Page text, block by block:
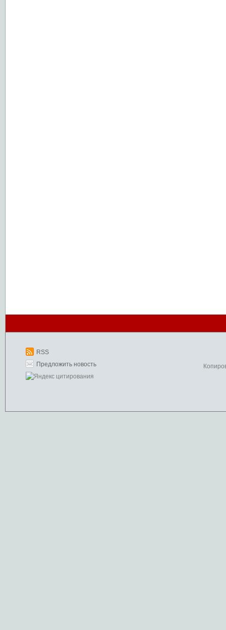
RSS
Предложить новость